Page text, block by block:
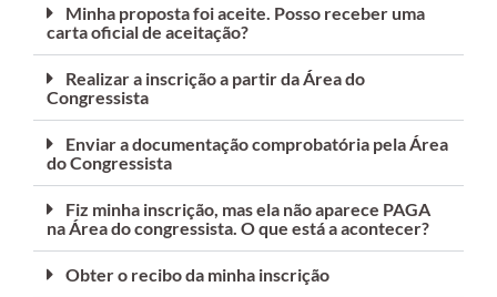
Minha proposta foi aceite. Posso receber uma
carta oficial de aceitação?
Realizar a inscrição a partir da Área do
Congressista
Enviar a documentação comprobatória pela Área
do Congressista
Fiz minha inscrição, mas ela não aparece PAGA
na Área do congressista. O que está a acontecer?
Obter o recibo da minha inscrição